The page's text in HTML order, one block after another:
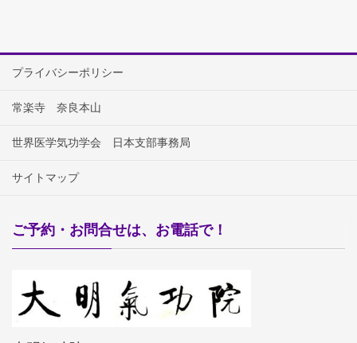
プライバシーポリシー
常楽寺 奈良本山
世界医学気功学会 日本支部事務局
サイトマップ
ご予約・お問合せは、お電話で！